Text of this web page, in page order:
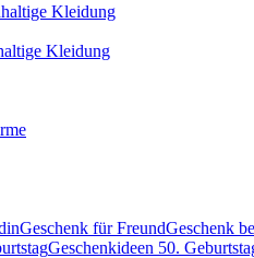
Kleidung
Kleidung
Geschenk für FreundGeschenk
Geschenkideen 50.